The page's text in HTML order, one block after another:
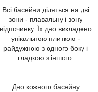
Всі басейни діляться на дві
зони - плавальну і зону
відпочинку. Їх дно викладено
унікальною плиткою -
райдужною з одного боку і
гладкою з іншого.
Дно кожного басейну